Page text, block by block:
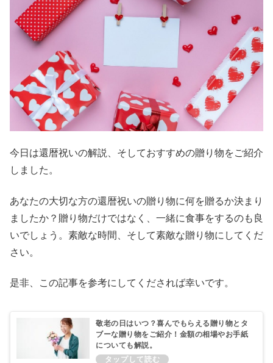
今日は還暦祝いの解説、そしておすすめの贈り物をご紹介
しました。
あなたの大切な方の還暦祝いの贈り物に何を贈るか決まり
ましたか？贈り物だけではなく、一緒に食事をするのも良
いでしょう。素敵な時間、そして素敵な贈り物にしてくだ
さい。
是非、この記事を参考にしてくだされば幸いです。
敬老の日はいつ？喜んでもらえる贈り物とタ
ブーな贈り物をご紹介！金額の相場やお手紙
についても解説。